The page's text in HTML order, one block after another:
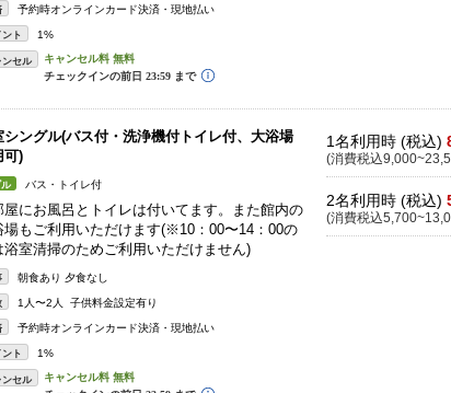
予約時オンラインカード決済・現地払い
ト 1%
ンセル
シングル(バス付・洗浄機付トイレ付、大浴場
可)
ル バス・トイレ付
屋にお風呂とトイレは付いてます。また館内の
場もご利用いただけます(※10：00〜14：00の
浴室清掃のためご利用いただけません)
朝食あり 夕食なし
1人〜2人 子供料金設定有り
予約時オンラインカード決済・現地払い
ト 1%
ンセル
1名利用時 (税込)
(消費税込
2名利用時 (税込)
(消費税込